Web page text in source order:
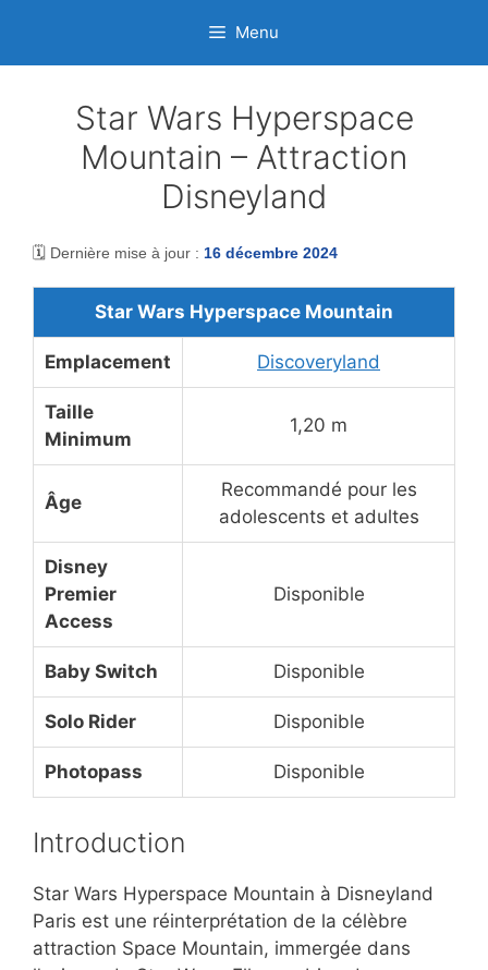
contenu
Menu
Star Wars Hyperspace
Mountain – Attraction
Disneyland
🗓️ Dernière mise à jour : 16 décembre 2024
Star Wars Hyperspace Mountain
Emplacement Discoveryland
Taille
Minimum
1,20 m
Âge
Recommandé pour les
adolescents et adultes
Disney
Premier
Access
Disponible
Baby Switch Disponible
Solo Rider Disponible
Photopass Disponible
Introduction
Star Wars Hyperspace Mountain à Disneyland
Paris est une réinterprétation de la célèbre
attraction Space Mountain, immergée dans